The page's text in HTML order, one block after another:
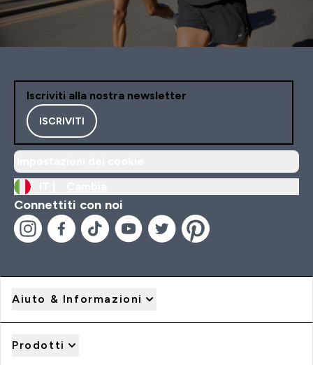
Iscriviti alla nostra newsletter
ISCRIVITI
Connettiti con noi
Aiuto & Informazioni
Prodotti